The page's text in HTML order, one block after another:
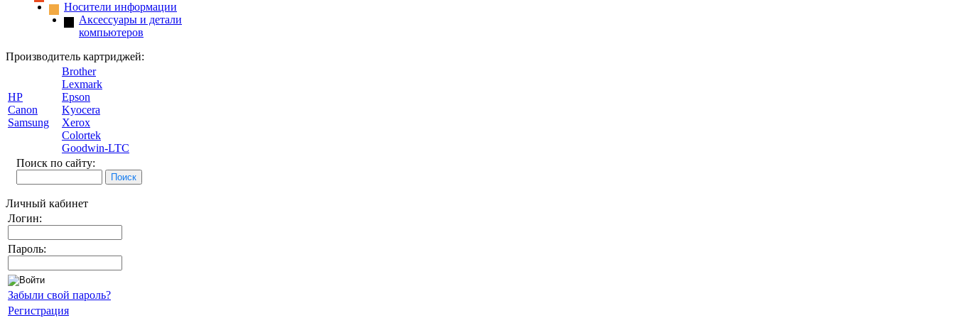
Носители информации
Аксессуары и детали
компьютеров
Производитель картриджей:
HP
Canon
Samsung
Brother
Lexmark
Epson
Kyocera
Xerox
Colortek
Goodwin-LTC
Поиск по сайту:
Личный кабинет
Логин:
Пароль:
Забыли свой пароль?
Регистрация